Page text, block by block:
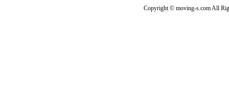
Copyright © moving-s.com All